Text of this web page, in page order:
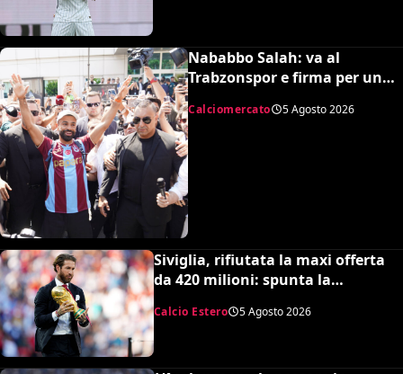
Nababbo Salah: va al
Trabzonspor e firma per una
Calciomercato 5 Agosto 2026
Siviglia, rifiutata la maxi offerta
da 420 milioni: spunta la
spiazzante clausola “anti-Ramos”
Calcio Estero 5 Agosto 2026